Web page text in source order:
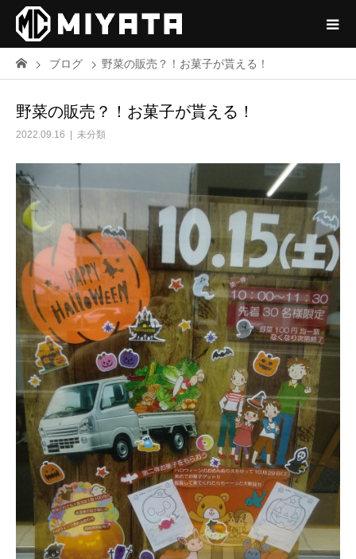
ブログ 野菜の販売？！お菓子が貰える！
野菜の販売？！お菓子が貰える！
2022.09.16 未分類